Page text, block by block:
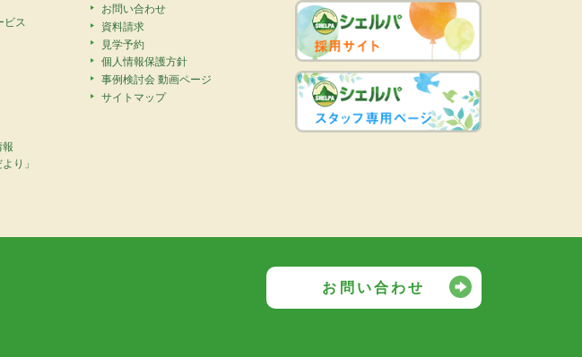
ビス
り」
お問い合わせ
資料請求
見学予約
個人情報保護方針
事例検討会 動画ページ
サイトマップ
お問い合わせ